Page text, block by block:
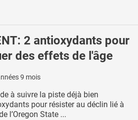
2 antioxydants pour
des effets de l'âge
9 mois
à suivre la piste déjà bien
pour résister au déclin lié à
l’Oregon State ...